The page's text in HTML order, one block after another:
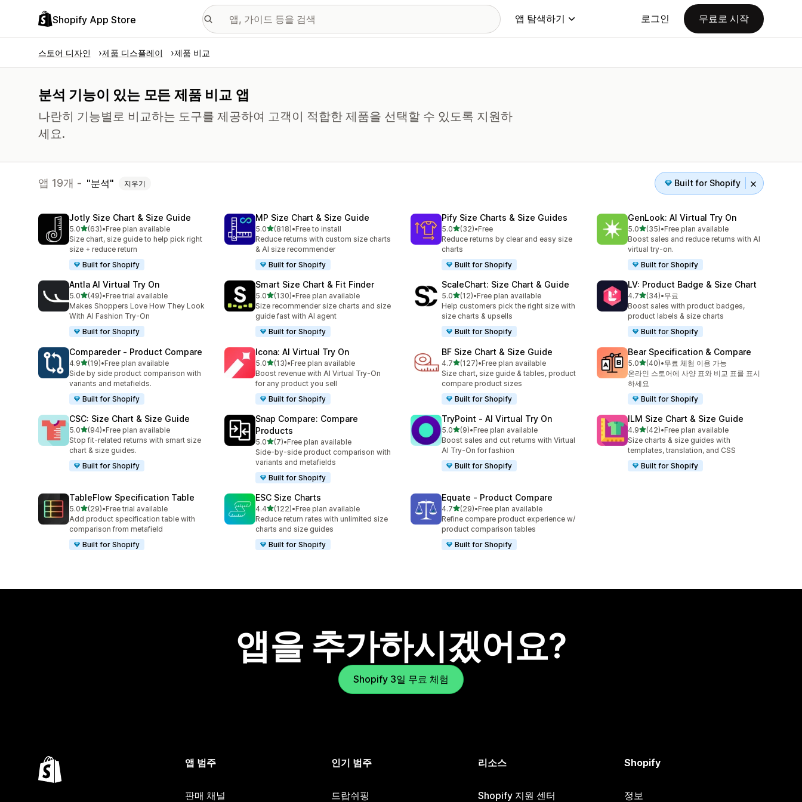
Shopify App Store 앱 탐색하기 로그인 무료로 시작
스토어 디자인 제품 디스플레이 제품 비교
분석 기능이 있는 모든 제품 비교 앱
나란히 기능별로 비교하는 도구를 제공하여 고객이 적합한 제품을 선택할 수 있도록 지원하
세요.
앱 19개 - 분석 지우기 Built for Shopify
Jotly Size Chart & Size Guide
5.0별 5개 중
(63)
총 리뷰 63개
•Free plan available
Size chart, size guide to help pick right
size + reduce return
Built for Shopify
MP Size Chart & Size Guide
5.0별 5개 중
(818)
총 리뷰 818개
•Free to install
Reduce returns with custom size charts
& AI size recommender
Built for Shopify
Pify Size Charts & Size Guides
5.0별 5개 중
(32)
총 리뷰 32개
•Free
Reduce returns by clear and easy size
charts
Built for Shopify
GenLook: AI Virtual Try On
5.0별 5개 중
(35)
총 리뷰 35개
•Free plan available
Boost sales and reduce returns with AI
virtual try-on.
Built for Shopify
Antla AI Virtual Try On
5.0별 5개 중
(49)
총 리뷰 49개
•Free trial available
Makes Shoppers Love How They Look
With AI Fashion Try-On
Built for Shopify
Smart Size Chart & Fit Finder
5.0별 5개 중
(130)
총 리뷰 130개
•Free plan available
Size recommender size charts and size
guide fast with AI agent
Built for Shopify
ScaleChart: Size Chart & Guide
5.0별 5개 중
(12)
총 리뷰 12개
•Free plan available
Help customers pick the right size with
size charts & upsells
Built for Shopify
LV: Product Badge & Size Chart
4.7별 5개 중
(34)
총 리뷰 34개
•무료
Boost sales with product badges,
product labels & size charts
Built for Shopify
Compareder ‑ Product Compare
4.9별 5개 중
(19)
총 리뷰 19개
•Free plan available
Side by side product comparison with
variants and metafields.
Built for Shopify
Icona: AI Virtual Try On
5.0별 5개 중
(13)
총 리뷰 13개
•Free plan available
Boost revenue with AI Virtual Try-On
for any product you sell
Built for Shopify
BF Size Chart & Size Guide
4.7별 5개 중
(127)
총 리뷰 127개
•Free plan available
Size chart, size guide & tables, product
compare product sizes
Built for Shopify
Bear Specification & Compare
5.0별 5개 중
(40)
총 리뷰 40개
•무료 체험 이용 가능
온라인 스토어에 사양 표와 비교 표를 표시
하세요
Built for Shopify
CSC: Size Chart & Size Guide
5.0별 5개 중
(94)
총 리뷰 94개
•Free plan available
Stop fit-related returns with smart size
chart & size guides.
Built for Shopify
Snap Compare: Compare
Products
5.0별 5개 중
(7)
총 리뷰 7개
•Free plan available
Side-by-side product comparison with
variants and metafields
Built for Shopify
TryPoint ‑ AI Virtual Try On
5.0별 5개 중
(9)
총 리뷰 9개
•Free plan available
Boost sales and cut returns with Virtual
AI Try-On for fashion
Built for Shopify
ILM Size Chart & Size Guide
4.9별 5개 중
(42)
총 리뷰 42개
•Free plan available
Size charts & size guides with
templates, translation, and CSS
Built for Shopify
TableFlow Specification Table
5.0별 5개 중
(29)
총 리뷰 29개
•Free trial available
Add product specification table with
comparison from metafield
Built for Shopify
ESC Size Charts
4.4별 5개 중
(122)
총 리뷰 122개
•Free plan available
Reduce return rates with unlimited size
charts and size guides
Built for Shopify
Equate ‑ Product Compare
4.7별 5개 중
(29)
총 리뷰 29개
•Free plan available
Refine compare product experience w/
product comparison tables
Built for Shopify
앱을 추가하시겠어요?
Shopify 3일 무료 체험
앱 범주
판매 채널
인기 범주
드랍쉬핑
리소스
Shopify 지원 센터
Shopify
정보